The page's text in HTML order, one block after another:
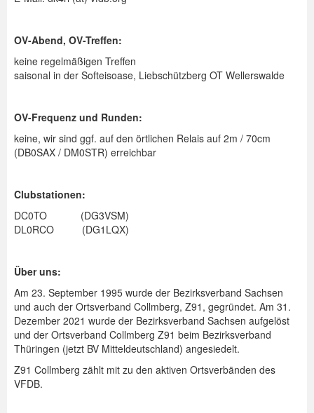
Login
OV-Abend, OV-Treffen:
keine regelmäßigen Treffen
saisonal in der Softeisoase, Liebschützberg OT Wellerswalde
OV-Frequenz und Runden:
keine, wir sind ggf. auf den örtlichen Relais auf 2m / 70cm
(DB0SAX / DM0STR) erreichbar
Clubstationen:
DC0TO (DG3VSM)
DL0RCO (DG1LQX)
Über uns:
Am 23. September 1995 wurde der Bezirksverband Sachsen
und auch der Ortsverband Collmberg, Z91, gegründet. Am 31.
Dezember 2021 wurde der Bezirksverband Sachsen aufgelöst
und der Ortsverband Collmberg Z91 beim Bezirksverband
Thüringen (jetzt BV Mitteldeutschland) angesiedelt.
Z91 Collmberg zählt mit zu den aktiven Ortsverbänden des
VFDB.